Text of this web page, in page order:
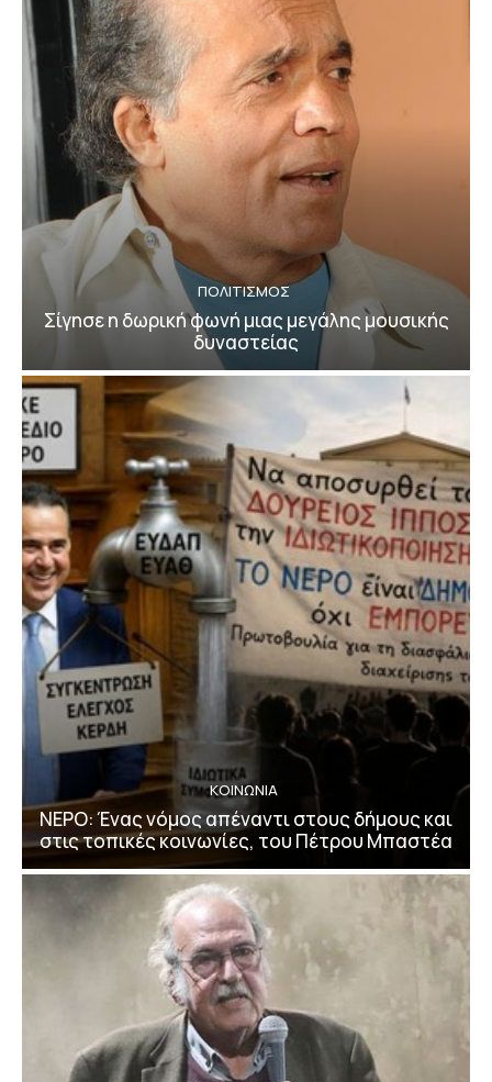
ΠΟΛΙΤΙΣΜΟΣ
Σίγησε η δωρική φωνή μιας μεγάλης μουσικής
δυναστείας
ΚΟΙΝΩΝΙΑ
ΝΕΡΟ: Ένας νόμος απέναντι στους δήμους και
στις τοπικές κοινωνίες, του Πέτρου Μπαστέα